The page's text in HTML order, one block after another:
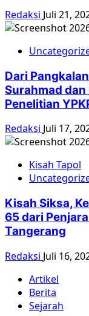
Redaksi Juli 21,
Dari
Surahmad dan
Penelitian
Redaksi Juli 17,
Kisah Tapol
Kisah Siksa,
65 dari
Tangerang
Redaksi Juli 16,
Artikel
Berita
Sejarah